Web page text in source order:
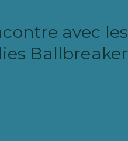
avec les
Ballbreaker